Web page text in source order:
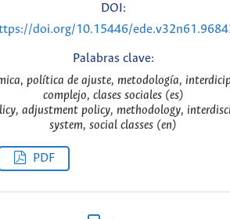
DOI:
doi.org/10.15446/
Palabras clave:
política de ajuste, metodología,
complejo, clases sociales (es)
adjustment policy, methodology,
system, social classes (en)
PDF